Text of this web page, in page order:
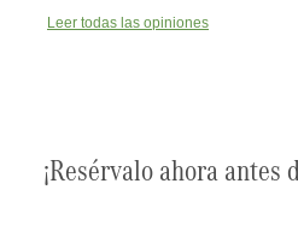
Leer todas las opiniones
¡Resérvalo ahora antes